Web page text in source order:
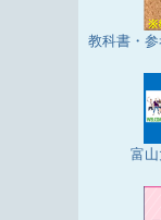
教科書・
富